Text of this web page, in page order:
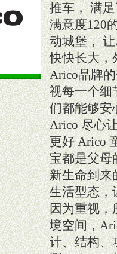
推车， 满
满意度120
动城堡，
快快长大，
Arico品牌
视每一个细
们都能够安
Arico 尽心
更好 Arico
宝都是父母
新生命到来
生活型态，
因为重视，
境空间，
计、结构、